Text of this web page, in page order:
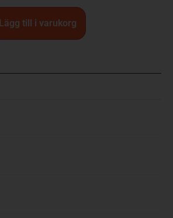
Lägg till i varukorg